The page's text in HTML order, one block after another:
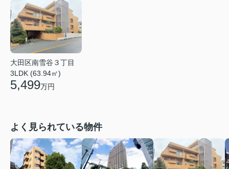
大田区南雪谷３丁目
3LDK (63.94㎡)
5,499万円
よく見られている物件